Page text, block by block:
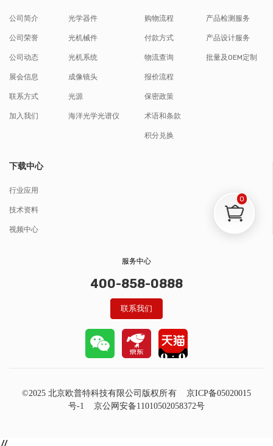
公司简介
公司荣誉
公司动态
展会信息
联系方式
加入我们
光学器件
光机械件
光机系统
成像镜头
光源
海洋光学光谱仪
购物流程
付款方式
物流查询
报价流程
保密政策
术语和条款
积分兑换
产品检测服务
产品设计服务
批量及OEM定制
下载中心
行业应用
技术资料
视频中心
服务中心
400-858-0888
联系我们
©2025 北京欧普特科技有限公司版权所有 京ICP备05020015
号-1
京公网安备11010502058372号
0